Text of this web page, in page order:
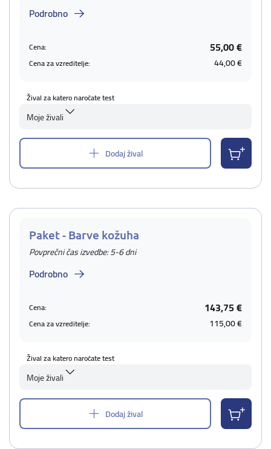
Podrobno
Cena: 55,00 €
Cena za vzreditelje: 44,00 €
Žival za katero naročate test
Moje živali
Dodaj žival
Paket - Barve kožuha
Povprečni čas izvedbe: 5-6 dni
Podrobno
Cena: 143,75 €
Cena za vzreditelje: 115,00 €
Žival za katero naročate test
Moje živali
Dodaj žival